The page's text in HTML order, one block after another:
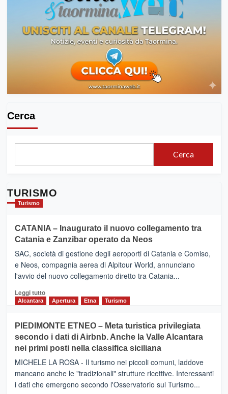
Cerca
Cerca
TURISMO
Turismo
CATANIA – Inaugurato il nuovo collegamento tra
Catania e Zanzibar operato da Neos
SAC, società di gestione degli aeroporti di Catania e Comiso,
e Neos, compagnia aerea di Alpitour World, annunciano
l'avvio del nuovo collegamento diretto tra Catania...
Leggi tuttoLeggi
CATANIA
–
Inaugurato
il
nuovo
collegamento
tra
Alcantara Apertura Etna Turismo
PIEDIMONTE ETNEO – Meta turistica privilegiata
secondo i dati di Airbnb. Anche la Valle Alcantara
nei primi posti nella classifica siciliana
MICHELE LA ROSA - Il turismo nei piccoli comuni, laddove
mancano anche le "tradizionali" strutture ricettive. Interessanti
i dati che emergono secondo l'Osservatorio sul Turismo...